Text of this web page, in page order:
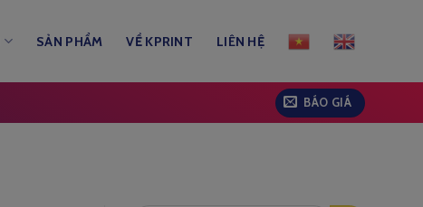
SẢN PHẨM VỀ KPRINT LIÊN HỆ
BÁO GIÁ